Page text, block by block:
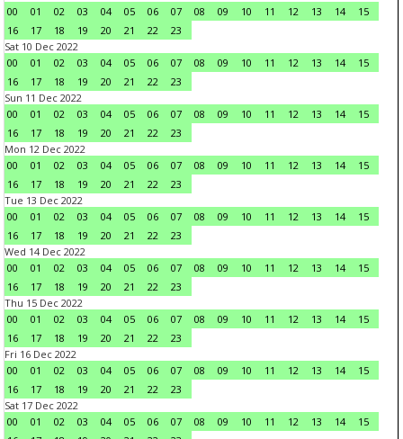
00
01 02 03 04 05 06 07 08 09 10 11 12 13 14
15
16
17 18 19 20 21 22
23
Sat 10 Dec 2022
00
01 02 03 04 05 06 07 08 09 10 11 12 13 14
15
16
17 18 19 20 21 22
23
Sun 11 Dec 2022
00
01 02 03 04 05 06 07 08 09 10 11 12 13 14
15
16
17 18 19 20 21 22
23
Mon 12 Dec 2022
00
01 02 03 04 05 06 07 08 09 10 11 12 13 14
15
16
17 18 19 20 21 22
23
Tue 13 Dec 2022
00
01 02 03 04 05 06 07 08 09 10 11 12 13 14
15
16
17 18 19 20 21 22
23
Wed 14 Dec 2022
00
01 02 03 04 05 06 07 08 09 10 11 12 13 14
15
16
17 18 19 20 21 22
23
Thu 15 Dec 2022
00
01 02 03 04 05 06 07 08 09 10 11 12 13 14
15
16
17 18 19 20 21 22
23
Fri 16 Dec 2022
00
01 02 03 04 05 06 07 08 09 10 11 12 13 14
15
16
17 18 19 20 21 22
23
Sat 17 Dec 2022
00
01 02 03 04 05 06 07 08 09 10 11 12 13 14
15